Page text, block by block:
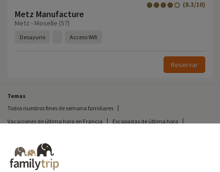
Metz Manufacture
(8.3/10)
Metz - Moselle (57)
Desayuno Acceso Wifi
Reservar
Temas
Todos nuestros fines de semana familiares
Vacaciones de última hora en Francia
Escapadas de última hora
Vacaciones en camping en Francia
Destinos